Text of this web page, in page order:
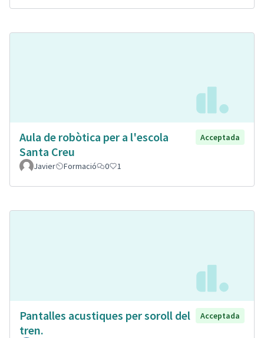
Aula de robòtica per a l'escola
Santa Creu
Acceptada
Javier Formació 0 1
Pantalles acustiques per soroll del
tren.
Acceptada